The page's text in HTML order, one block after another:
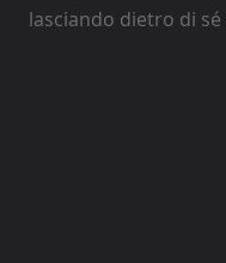
lasciando dietro di